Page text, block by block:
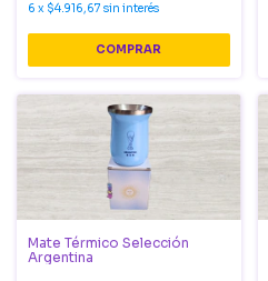
6 x $4.916,67 sin interés
Mate Térmico Selección
Argentina